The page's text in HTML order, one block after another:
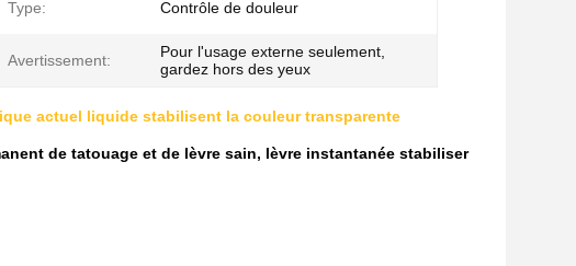
Type: Contrôle de douleur
Avertissement:
Pour l'usage externe seulement,
gardez hors des yeux
actuel liquide stabilisent la couleur transparente
de tatouage et de lèvre sain, lèvre instantanée stabiliser